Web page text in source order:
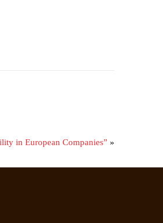
in European Companies” »